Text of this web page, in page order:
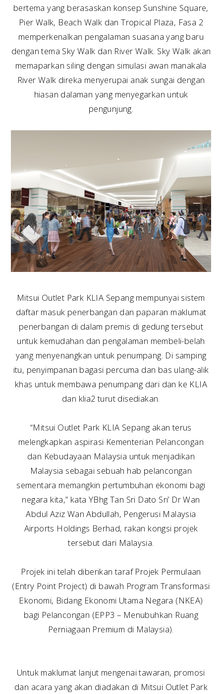
bertema yang berasaskan konsep Sunshine Square,
Pier Walk, Beach Walk dan Tropical Plaza, Fasa 2
memperkenalkan pengalaman suasana yang baru
dengan tema Sky Walk dan River Walk. Sky Walk akan
memaparkan siling dengan simulasi awan manakala
River Walk direka menyerupai anak sungai dengan
hiasan dalaman yang menyegarkan untuk
pengunjung.
Mitsui Outlet Park KLIA Sepang mempunyai sistem
daftar masuk penerbangan dan paparan maklumat
penerbangan di dalam premis di gedung tersebut
untuk kemudahan dan pengalaman membeli-belah
yang menyenangkan untuk penumpang. Di samping
itu, penyimpanan bagasi percuma dan bas ulang-alik
khas untuk membawa penumpang dari dan ke KLIA
dan klia2 turut disediakan.
“Mitsui Outlet Park KLIA Sepang akan terus
melengkapkan aspirasi Kementerian Pelancongan
dan Kebudayaan Malaysia untuk menjadikan
Malaysia sebagai sebuah hab pelancongan
sementara memangkin pertumbuhan ekonomi bagi
negara kita,” kata YBhg Tan Sri Dato Sri’ Dr Wan
Abdul Aziz Wan Abdullah, Pengerusi Malaysia
Airports Holdings Berhad, rakan kongsi projek
tersebut dari Malaysia.
Projek ini telah diberikan taraf Projek Permulaan
(Entry Point Project) di bawah Program Transformasi
Ekonomi, Bidang Ekonomi Utama Negara (NKEA)
bagi Pelancongan (EPP3 – Menubuhkan Ruang
Perniagaan Premium di Malaysia).
Untuk maklumat lanjut mengenai tawaran, promosi
dan acara yang akan diadakan di Mitsui Outlet Park